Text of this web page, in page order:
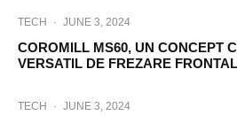
TECH · JUNE 3, 2024
COROMILL MS60, UN CONCEPT
VERSATIL DE FREZARE
TECH · JUNE 3, 2024